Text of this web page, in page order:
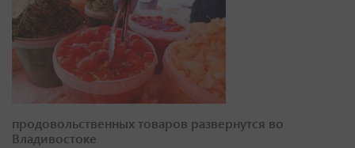
продовольственных товаров развернутся во
Владивостоке